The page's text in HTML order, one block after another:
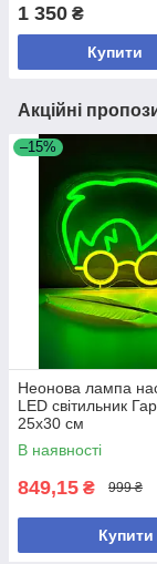
1 350 ₴
Купити
Акційні
–15%
Неонова лампа
LED світильник
25x30 см
В наявності
849,15 ₴ 999 ₴
Купити